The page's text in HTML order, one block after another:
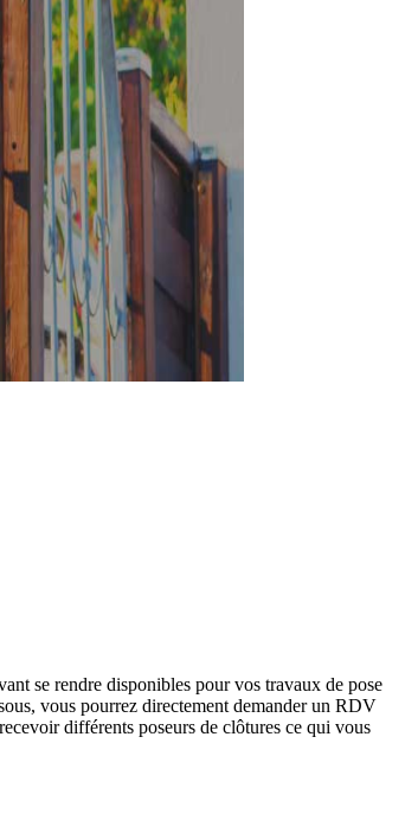
se rendre disponibles pour vos travaux de pose
vous pourrez directement demander un RDV
différents poseurs de clôtures ce qui vous